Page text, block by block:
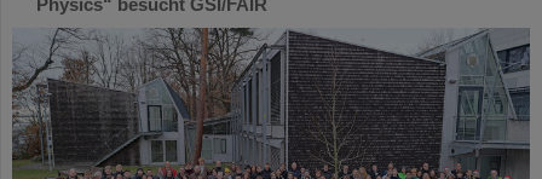
Physics“ besucht GSI/FAIR